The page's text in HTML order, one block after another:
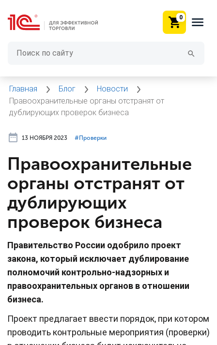
0
Главная Блог
Новости
Правоохранительные органы отстранят от
дублирующих проверок бизнеса
13 НОЯБРЯ 2023 #⁣Проверки
Правоохранительные
органы отстранят от
дублирующих
проверок бизнеса
Правительство России одобрило проект
закона, который исключает дублирование
полномочий контрольно-надзорных и
правоохранительных органов в отношении
бизнеса.
Проект предлагает ввести порядок, при котором
проводить контрольные мероприятия (проверки)